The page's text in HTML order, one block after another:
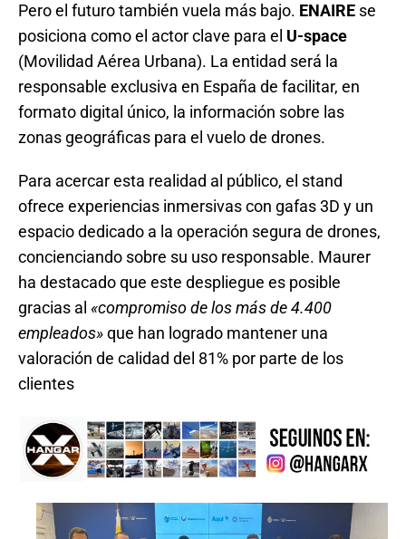
Pero el futuro también vuela más bajo. ENAIRE se
posiciona como el actor clave para el U-space
(Movilidad Aérea Urbana). La entidad será la
responsable exclusiva en España de facilitar, en
formato digital único, la información sobre las
zonas geográficas para el vuelo de drones.
Para acercar esta realidad al público, el stand
ofrece experiencias inmersivas con gafas 3D y un
espacio dedicado a la operación segura de drones,
concienciando sobre su uso responsable. Maurer
ha destacado que este despliegue es posible
gracias al «compromiso de los más de 4.400
empleados»que han logrado mantener una
valoración de calidad del 81% por parte de los
clientes